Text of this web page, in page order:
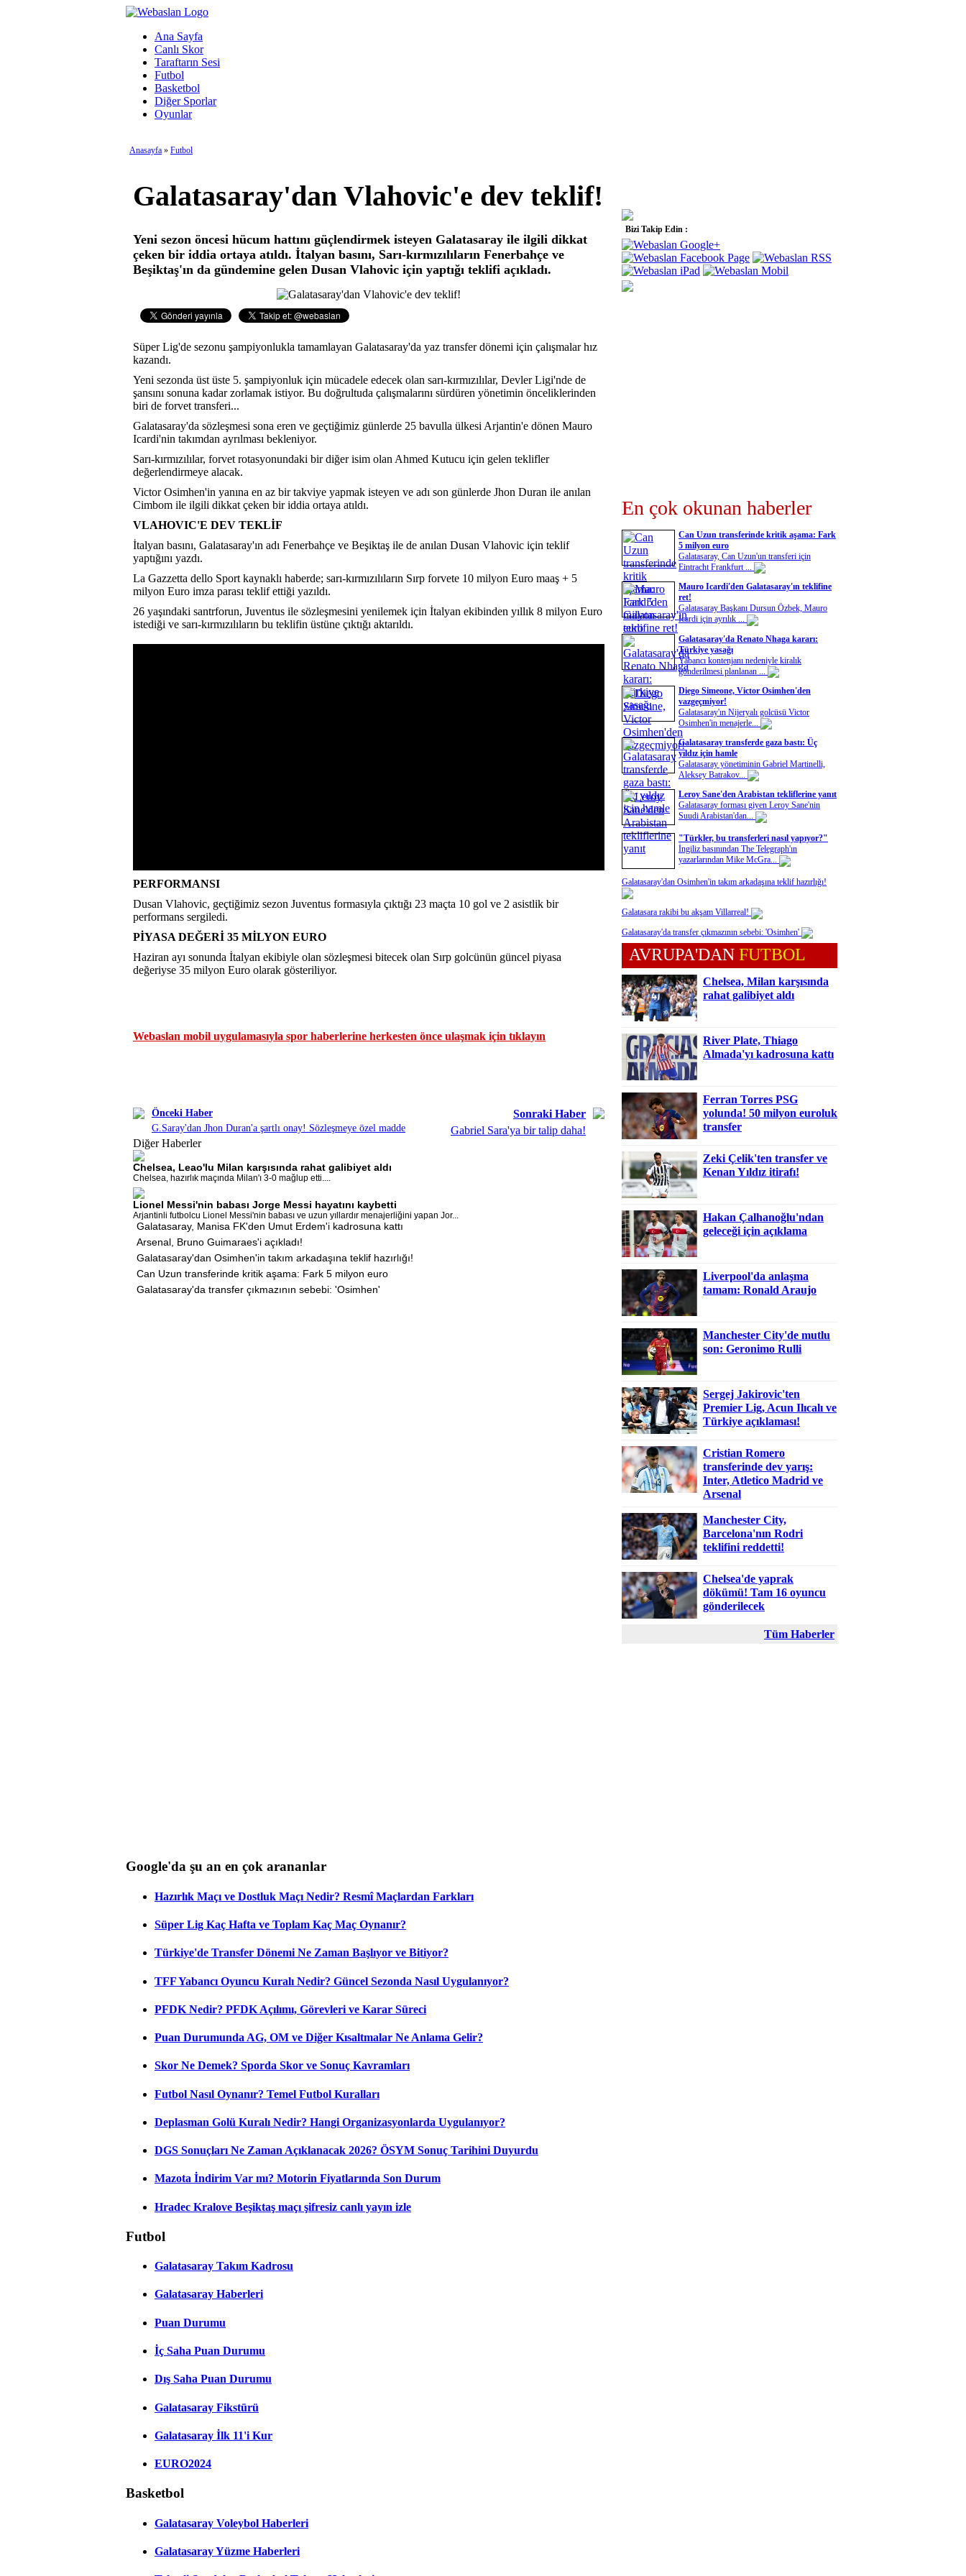
Ana Sayfa
Canlı Skor
Taraftarın Sesi
Futbol
Basketbol
Diğer Sporlar
Oyunlar
Anasayfa » Futbol
Galatasaray'dan Vlahovic'e dev teklif!
Yeni sezon öncesi hücum hattını güçlendirmek isteyen Galatasaray ile ilgili dikkat
çeken bir iddia ortaya atıldı. İtalyan basını, Sarı-kırmızılıların Fenerbahçe ve
Beşiktaş'ın da gündemine gelen Dusan Vlahovic için yaptığı teklifi açıkladı.
Süper Lig'de sezonu şampiyonlukla tamamlayan Galatasaray'da yaz transfer dönemi için çalışmalar hız
kazandı.
Yeni sezonda üst üste 5. şampiyonluk için mücadele edecek olan sarı-kırmızılılar, Devler Ligi'nde de
şansını sonuna kadar zorlamak istiyor. Bu doğrultuda çalışmalarını sürdüren yönetimin önceliklerinden
biri de forvet transferi...
Galatasaray'da sözleşmesi sona eren ve geçtiğimiz günlerde 25 bavulla ülkesi Arjantin'e dönen Mauro
Icardi'nin takımdan ayrılması bekleniyor.
Sarı-kırmızılılar, forvet rotasyonundaki bir diğer isim olan Ahmed Kutucu için gelen teklifler
değerlendirmeye alacak.
Victor Osimhen'in yanına en az bir takviye yapmak isteyen ve adı son günlerde Jhon Duran ile anılan
Cimbom ile ilgili dikkat çeken bir iddia ortaya atıldı.
VLAHOVIC'E DEV TEKLİF
İtalyan basını, Galatasaray'ın adı Fenerbahçe ve Beşiktaş ile de anılan Dusan Vlahovic için teklif
yaptığını yazdı.
La Gazzetta dello Sport kaynaklı haberde; sarı-kırmızılıların Sırp forvete 10 milyon Euro maaş + 5
milyon Euro imza parası teklif ettiği yazıldı.
26 yaşındaki santrforun, Juventus ile sözleşmesini yenilemek için İtalyan ekibinden yıllık 8 milyon Euro
istediği ve sarı-kırmızılıların bu teklifin üstüne çıktığı aktarıldı.
PERFORMANSI
Dusan Vlahovic, geçtiğimiz sezon Juventus formasıyla çıktığı 23 maçta 10 gol ve 2 asistlik bir
performans sergiledi.
PİYASA DEĞERİ 35 MİLYON EURO
Haziran ayı sonunda İtalyan ekibiyle olan sözleşmesi bitecek olan Sırp golcünün güncel piyasa
değeriyse 35 milyon Euro olarak gösteriliyor.
Webaslan mobil uygulamasıyla spor haberlerine herkesten önce ulaşmak için tıklayın
Önceki Haber
G.Saray'dan Jhon Duran'a şartlı onay! Sözleşmeye özel madde
Sonraki Haber
Gabriel Sara'ya bir talip daha!
Diğer Haberler
Chelsea, Leao'lu Milan karşısında rahat galibiyet aldı
Chelsea, hazırlık maçında Milan'ı 3-0 mağlup etti....
Lionel Messi'nin babası Jorge Messi hayatını kaybetti
Arjantinli futbolcu Lionel Messi'nin babası ve uzun yıllardır menajerliğini yapan Jor...
Galatasaray, Manisa FK'den Umut Erdem'i kadrosuna kattı
Arsenal, Bruno Guimaraes'i açıkladı!
Galatasaray'dan Osimhen'in takım arkadaşına teklif hazırlığı!
Can Uzun transferinde kritik aşama: Fark 5 milyon euro
Galatasaray'da transfer çıkmazının sebebi: 'Osimhen'
Bizi Takip Edin :
En çok okunan haberler
Can Uzun transferinde kritik aşama: Fark
5 milyon euro
Galatasaray, Can Uzun'un transferi için
Eintracht Frankfurt ...
Mauro Icardi'den Galatasaray'ın teklifine
ret!
Galatasaray Başkanı Dursun Özbek, Mauro
Icardi için ayrılık ...
Galatasaray'da Renato Nhaga kararı:
Türkiye yasağı
Yabancı kontenjanı nedeniyle kiralık
gönderilmesi planlanan ...
Diego Simeone, Victor Osimhen'den
vazgeçmiyor!
Galatasaray'ın Nijeryalı golcüsü Victor
Osimhen'in menajerle...
Galatasaray transferde gaza bastı: Üç
yıldız için hamle
Galatasaray yönetiminin Gabriel Martinelli,
Aleksey Batrakov...
Leroy Sane'den Arabistan tekliflerine yanıt
Galatasaray forması giyen Leroy Sane'nin
Suudi Arabistan'dan...
"Türkler, bu transferleri nasıl yapıyor?"
İngiliz basınından The Telegraph'ın
yazarlarından Mike McGra...
Galatasaray'dan Osimhen'in takım arkadaşına teklif hazırlığı!
Galatasara rakibi bu akşam Villarreal!
Galatasaray'da transfer çıkmazının sebebi: 'Osimhen'
AVRUPA'DAN FUTBOL
Chelsea, Milan karşısında
rahat galibiyet aldı
River Plate, Thiago
Almada'yı kadrosuna kattı
Ferran Torres PSG
yolunda! 50 milyon euroluk
transfer
Zeki Çelik'ten transfer ve
Kenan Yıldız itirafı!
Hakan Çalhanoğlu'ndan
geleceği için açıklama
Liverpool'da anlaşma
tamam: Ronald Araujo
Manchester City'de mutlu
son: Geronimo Rulli
Sergej Jakirovic'ten
Premier Lig, Acun Ilıcalı ve
Türkiye açıklaması!
Cristian Romero
transferinde dev yarış:
Inter, Atletico Madrid ve
Arsenal
Manchester City,
Barcelona'nın Rodri
teklifini reddetti!
Chelsea'de yaprak
dökümü! Tam 16 oyuncu
gönderilecek
Tüm Haberler
Google'da şu an en çok arananlar
Hazırlık Maçı ve Dostluk Maçı Nedir? Resmî Maçlardan Farkları
Süper Lig Kaç Hafta ve Toplam Kaç Maç Oynanır?
Türkiye'de Transfer Dönemi Ne Zaman Başlıyor ve Bitiyor?
TFF Yabancı Oyuncu Kuralı Nedir? Güncel Sezonda Nasıl Uygulanıyor?
PFDK Nedir? PFDK Açılımı, Görevleri ve Karar Süreci
Puan Durumunda AG, OM ve Diğer Kısaltmalar Ne Anlama Gelir?
Skor Ne Demek? Sporda Skor ve Sonuç Kavramları
Futbol Nasıl Oynanır? Temel Futbol Kuralları
Deplasman Golü Kuralı Nedir? Hangi Organizasyonlarda Uygulanıyor?
DGS Sonuçları Ne Zaman Açıklanacak 2026? ÖSYM Sonuç Tarihini Duyurdu
Mazota İndirim Var mı? Motorin Fiyatlarında Son Durum
Hradec Kralove Beşiktaş maçı şifresiz canlı yayın izle
Futbol
Galatasaray Takım Kadrosu
Galatasaray Haberleri
Puan Durumu
İç Saha Puan Durumu
Dış Saha Puan Durumu
Galatasaray Fikstürü
Galatasaray İlk 11'i Kur
EURO2024
Basketbol
Galatasaray Voleybol Haberleri
Galatasaray Yüzme Haberleri